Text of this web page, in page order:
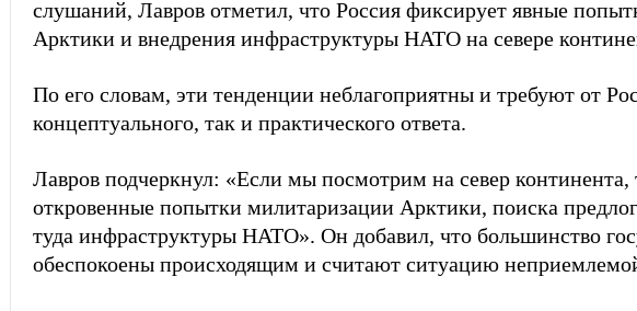
слушаний, Лавров отметил, что Россия фиксирует явные
Арктики и внедрения инфраструктуры НАТО на севере
По его словам, эти тенденции неблагоприятны и требуют от
концептуального, так и практического ответа.
Лавров подчеркнул: «Если мы посмотрим на север
откровенные попытки милитаризации Арктики, поиска
туда инфраструктуры НАТО». Он добавил, что большинство
обеспокоены происходящим и считают ситуацию